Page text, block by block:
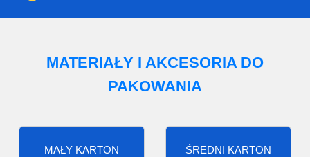
MATERIAŁY I AKCESORIA DO
PAKOWANIA
MAŁY KARTON ŚREDNI KARTON